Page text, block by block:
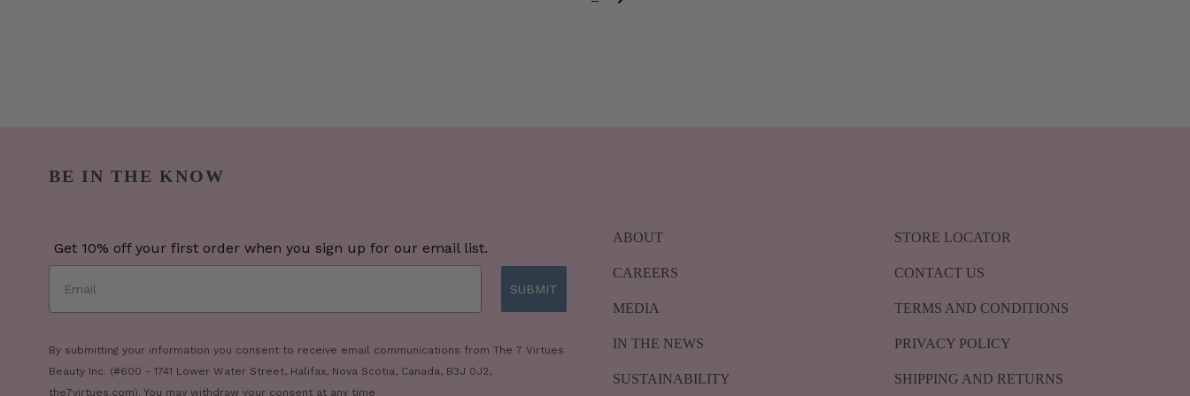
BE IN THE KNOW
Get 10% off your first order when you sign up for our email list.
SUBMIT
By submitting your information you consent to receive email communications from The 7 Virtues
Beauty Inc. (#600 - 1741 Lower Water Street, Halifax, Nova Scotia, Canada, B3J 0J2,
the7virtues.com). You may withdraw your consent at any time
ABOUT
CAREERS
MEDIA
IN THE NEWS
SUSTAINABILITY
STORE LOCATOR
CONTACT US
TERMS AND CONDITIONS
PRIVACY POLICY
SHIPPING AND RETURNS